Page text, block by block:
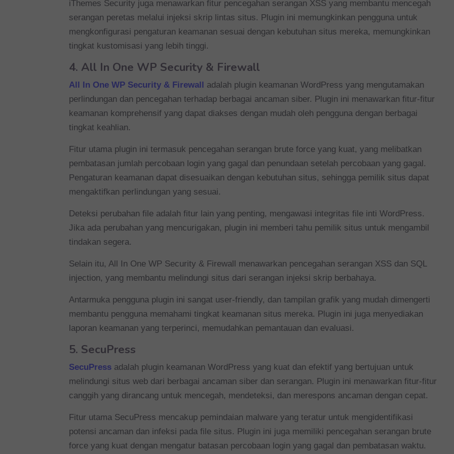
iThemes Security juga menawarkan fitur pencegahan serangan XSS yang membantu mencegah
serangan peretas melalui injeksi skrip lintas situs. Plugin ini memungkinkan pengguna untuk
mengkonfigurasi pengaturan keamanan sesuai dengan kebutuhan situs mereka, memungkinkan
tingkat kustomisasi yang lebih tinggi.
4. All In One WP Security & Firewall
All In One WP Security & Firewall adalah plugin keamanan WordPress yang mengutamakan
perlindungan dan pencegahan terhadap berbagai ancaman siber. Plugin ini menawarkan fitur-fitur
keamanan komprehensif yang dapat diakses dengan mudah oleh pengguna dengan berbagai
tingkat keahlian.
Fitur utama plugin ini termasuk pencegahan serangan brute force yang kuat, yang melibatkan
pembatasan jumlah percobaan login yang gagal dan penundaan setelah percobaan yang gagal.
Pengaturan keamanan dapat disesuaikan dengan kebutuhan situs, sehingga pemilik situs dapat
mengaktifkan perlindungan yang sesuai.
Deteksi perubahan file adalah fitur lain yang penting, mengawasi integritas file inti WordPress.
Jika ada perubahan yang mencurigakan, plugin ini memberi tahu pemilik situs untuk mengambil
tindakan segera.
Selain itu, All In One WP Security & Firewall menawarkan pencegahan serangan XSS dan SQL
injection, yang membantu melindungi situs dari serangan injeksi skrip berbahaya.
Antarmuka pengguna plugin ini sangat user-friendly, dan tampilan grafik yang mudah dimengerti
membantu pengguna memahami tingkat keamanan situs mereka. Plugin ini juga menyediakan
laporan keamanan yang terperinci, memudahkan pemantauan dan evaluasi.
5. SecuPress
SecuPress adalah plugin keamanan WordPress yang kuat dan efektif yang bertujuan untuk
melindungi situs web dari berbagai ancaman siber dan serangan. Plugin ini menawarkan fitur-fitur
canggih yang dirancang untuk mencegah, mendeteksi, dan merespons ancaman dengan cepat.
Fitur utama SecuPress mencakup pemindaian malware yang teratur untuk mengidentifikasi
potensi ancaman dan infeksi pada file situs. Plugin ini juga memiliki pencegahan serangan brute
force yang kuat dengan mengatur batasan percobaan login yang gagal dan pembatasan waktu.